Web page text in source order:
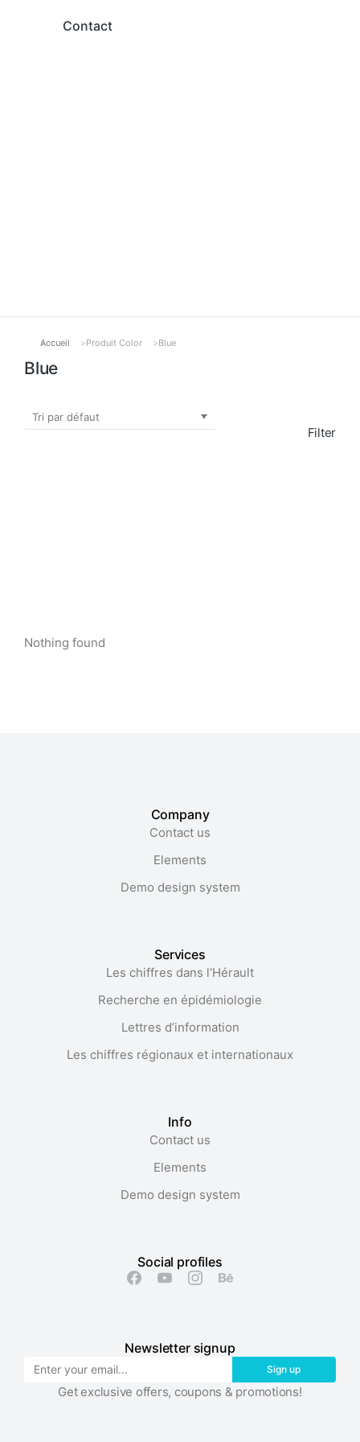
Contact
Vous êtes ici :
Accueil Produit Color Blue
Blue
Filter
Nothing found
Company
Contact us
Elements
Demo design system
Services
Les chiffres dans l’Hérault​
Recherche en épidémiologie
Lettres d’information
Les chiffres régionaux et internationaux
Info
Contact us
Elements
Demo design system
Social profiles
Newsletter signup
Sign up
Get exclusive offers, coupons & promotions!